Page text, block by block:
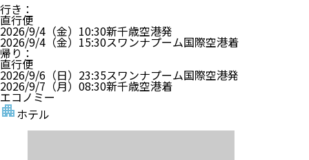
行き ：
直行便
2026/9/4（金） 10:30新千歳空港発
2026/9/4（金） 15:30スワンナプーム国際空港着
帰り ：
直行便
2026/9/6（日） 23:35スワンナプーム国際空港発
2026/9/7（月） 08:30新千歳空港着
エコノミー
ホテル